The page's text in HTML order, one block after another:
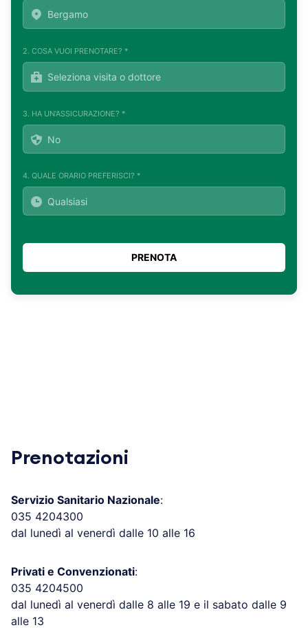
2. COSA VUOI PRENOTARE? *
3. HA UN'ASSICURAZIONE? *
4. QUALE ORARIO PREFERISCI? *
Prenotazioni
Servizio Sanitario Nazionale:
035 4204300
dal lunedì al venerdì dalle 10 alle 16
Privati e Convenzionati:
035 4204500
dal lunedì al venerdì dalle 8 alle 19 e il sabato dalle 9
alle 13